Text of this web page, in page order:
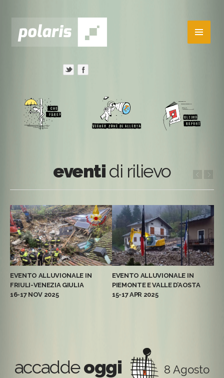
eventidi rilievo
EVENTO ALLUVIONALE IN
FRIULI-VENEZIA GIULIA
16-17 NOV 2025
EVENTO ALLUVIONALE IN
PIEMONTE E VALLE D’AOSTA
15-17 APR 2025
accaddeoggi 8 Agosto